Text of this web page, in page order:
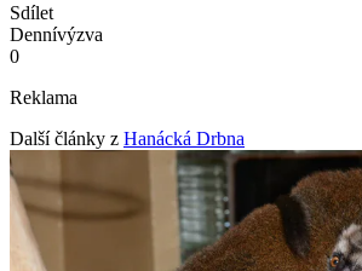
Sdílet
Dennívýzva
0
Reklama
Další články z Hanácká Drbna